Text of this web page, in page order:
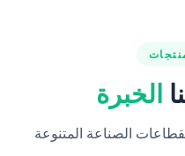
الخبرة
الصناعة المتنوعة